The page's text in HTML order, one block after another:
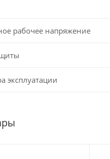
рабочее напряжение
эксплуатации